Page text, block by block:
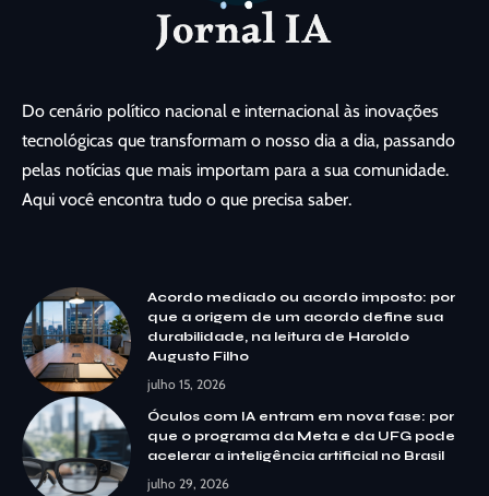
Do cenário político nacional e internacional às inovações
tecnológicas que transformam o nosso dia a dia, passando
pelas notícias que mais importam para a sua comunidade.
Aqui você encontra tudo o que precisa saber.
Acordo mediado ou acordo imposto: por
que a origem de um acordo define sua
durabilidade, na leitura de Haroldo
Augusto Filho
julho 15, 2026
Óculos com IA entram em nova fase: por
que o programa da Meta e da UFG pode
acelerar a inteligência artificial no Brasil
julho 29, 2026